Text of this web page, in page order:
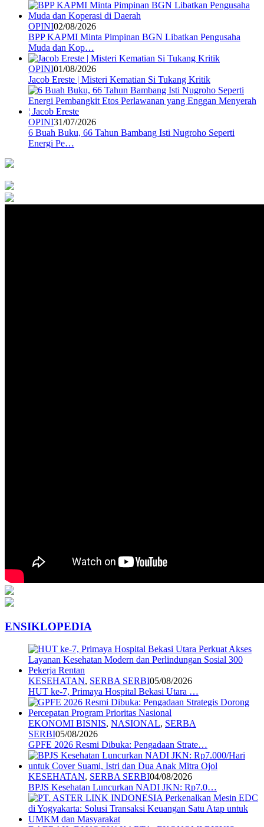
OPINI02/08/2026
BPP KAPMI Minta Pimpinan BGN Libatkan Pengusaha
Muda dan Kop…
OPINI01/08/2026
Jacob Ereste | Misteri Kematian Si Tukang Kritik
OPINI31/07/2026
6 Buah Buku, 66 Tahun Bambang Isti Nugroho Seperti
Energi Pe…
ENSIKLOPEDIA
KESEHATAN, SERBA SERBI05/08/2026
HUT ke-7, Primaya Hospital Bekasi Utara …
EKONOMI BISNIS, NASIONAL, SERBA
SERBI05/08/2026
GPFE 2026 Resmi Dibuka: Pengadaan Strate…
KESEHATAN, SERBA SERBI04/08/2026
BPJS Kesehatan Luncurkan NADI JKN: Rp7.0…